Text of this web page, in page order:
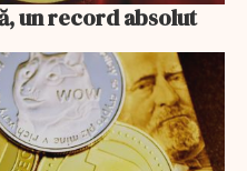
un record absolut